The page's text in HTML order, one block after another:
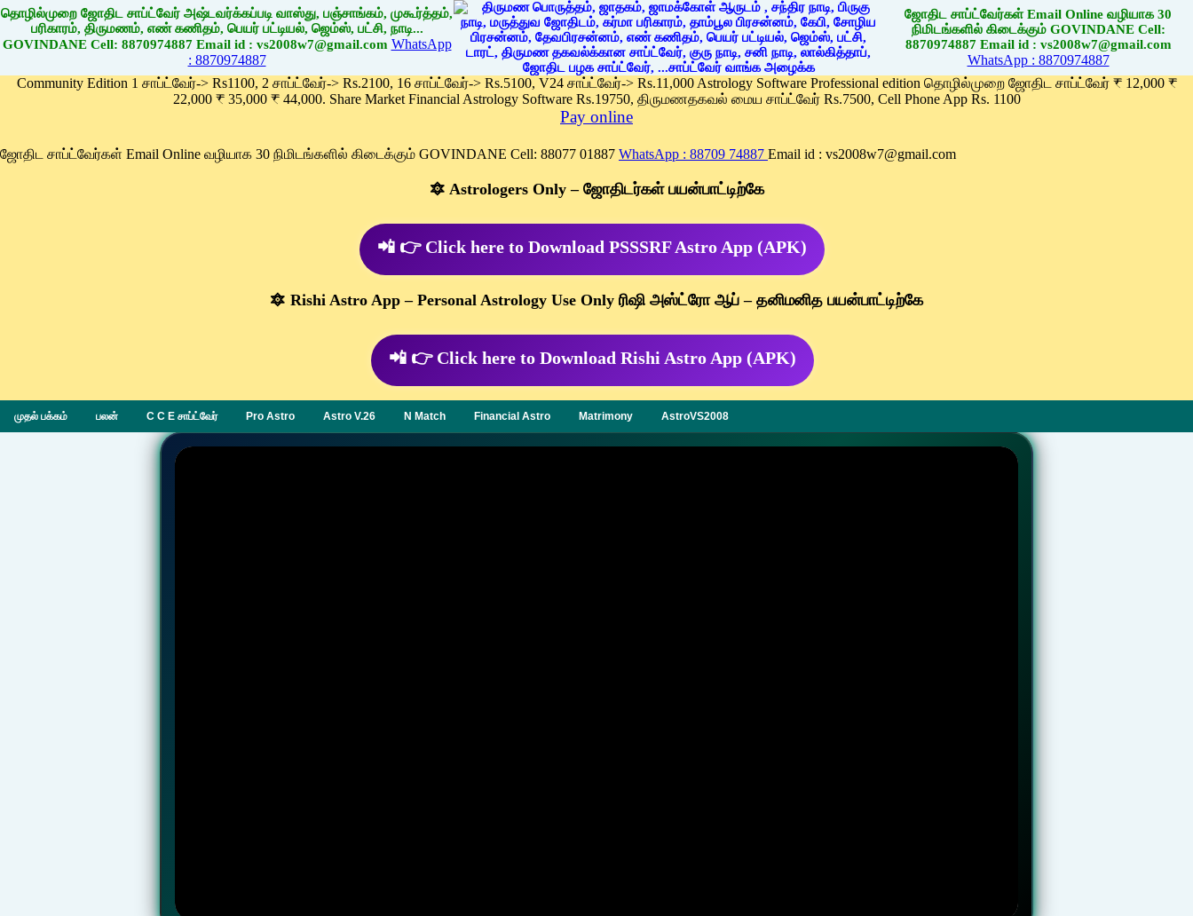
தொழில்முறை ஜோதிட சாப்ட்வேர் அஷ்டவர்க்கப்படி வாஸ்து, பஞ்சாங்கம், முகூர்த்தம்,
பரிகாரம், திருமணம், எண் கணிதம், பெயர் பட்டியல், ஜெம்ஸ், பட்சி, நாடி...
GOVINDANE Cell: 8870974887 Email id : vs2008w7@gmail.com WhatsApp
: 8870974887
ஜோதிட சாப்ட்வேர்கள் Email Online வழியாக 30
நிமிடங்களில் கிடைக்கும் GOVINDANE Cell:
8870974887 Email id : vs2008w7@gmail.com
WhatsApp : 8870974887
Community Edition 1 சாப்ட்வேர்-> Rs1100, 2 சாப்ட்வேர்-> Rs.2100, 16 சாப்ட்வேர்-> Rs.5100, V24 சாப்ட்வேர்-> Rs.11,000 Astrology Software Professional edition தொழில்முறை ஜோதிட சாப்ட்வேர் ₹ 12,000 ₹
22,000 ₹ 35,000 ₹ 44,000. Share Market Financial Astrology Software Rs.19750, திருமணதகவல் மைய சாப்ட்வேர் Rs.7500, Cell Phone App Rs. 1100
Pay online
ஜோதிட சாப்ட்வேர்கள் Email Online வழியாக 30 நிமிடங்களில் கிடைக்கும் GOVINDANE Cell: 88077 01887 WhatsApp : 88709 74887 Email id : vs2008w7@gmail.com
🔯 Astrologers Only – ஜோதிடர்கள் பயன்பாட்டிற்கே
📲 👉 Click here to Download PSSSRF Astro App (APK)
🔯 Rishi Astro App – Personal Astrology Use Only ரிஷி அஸ்ட்ரோ ஆப் – தனிமனித பயன்பாட்டிற்கே
📲 👉 Click here to Download Rishi Astro App (APK)
முதல் பக்கம் பலன் C C E சாப்ட்வேர் Pro Astro Astro V.26 N Match Financial Astro Matrimony AstroVS2008